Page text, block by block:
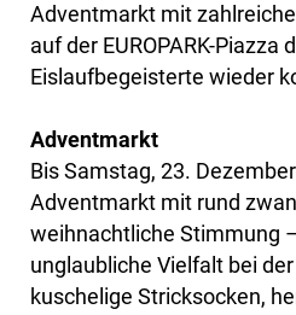
Adventmarkt mit
auf der EUROPARK-Piazza
Eislaufbegeisterte wieder
Adventmarkt
Bis Samstag, 23.
Adventmarkt mit rund
weihnachtliche Stimmung
unglaubliche Vielfalt bei
kuschelige Stricksocken,